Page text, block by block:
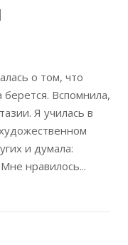
о том, что
берется. Вспомнила,
Я училась в
и думала:
нравилось...